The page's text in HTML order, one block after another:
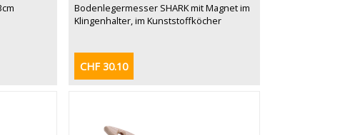
Bodenlegermesser SHARK mit Magnet im
Klingenhalter, im Kunststoffköcher
CHF 30.10